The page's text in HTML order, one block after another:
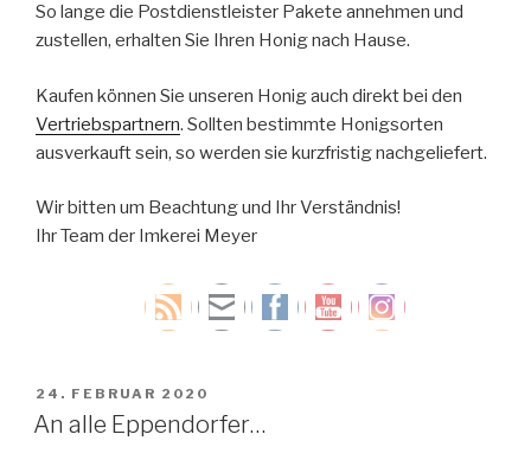
So lange die Postdienstleister Pakete annehmen und
zustellen, erhalten Sie Ihren Honig nach Hause.
Kaufen können Sie unseren Honig auch direkt bei den
Vertriebspartnern. Sollten bestimmte Honigsorten
ausverkauft sein, so werden sie kurzfristig nachgeliefert.
Wir bitten um Beachtung und Ihr Verständnis!
Ihr Team der Imkerei Meyer
VERÖFFENTLICHT
AM
24. FEBRUAR 2020
An alle Eppendorfer…